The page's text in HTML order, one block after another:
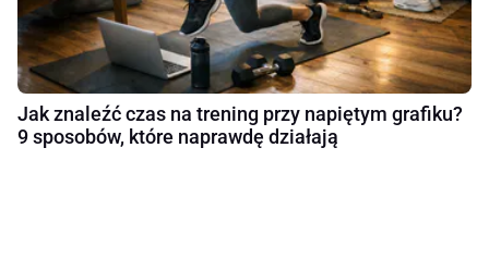
Jak znaleźć czas na trening przy napiętym grafiku?
9 sposobów, które naprawdę działają